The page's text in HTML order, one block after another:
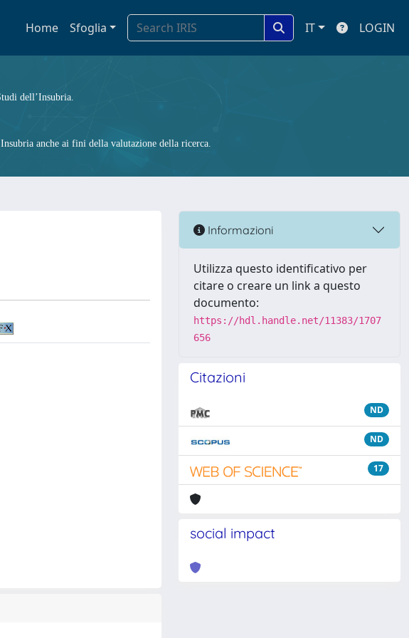
Home Sfoglia IT LOGIN
dell’Insubria.
anche ai fini della valutazione della ricerca.
Informazioni
Utilizza questo identificativo per
citare o creare un link a questo
documento:
https://hdl.handle.net/11383/1707
656
Citazioni
ND
ND
17
social impact